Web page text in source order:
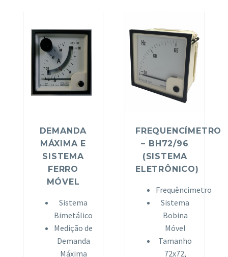
DEMANDA
MÁXIMA E
SISTEMA
FERRO
MÓVEL
Sistema
Bimetálico
Medição de
Demanda
Máxima
FREQUENCÍMETRO
– BH72/96
(SISTEMA
ELETRÔNICO)
Frequêncimetro
Sistema
Bobina
Móvel
Tamanho
72x72,